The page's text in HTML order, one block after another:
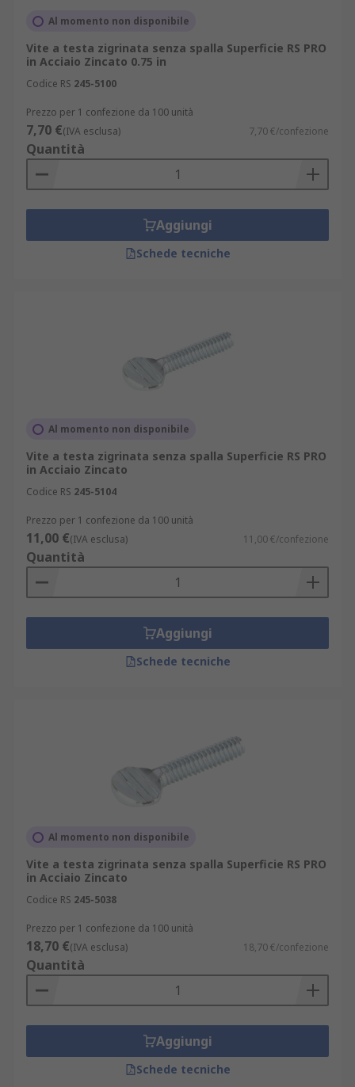
Al momento non disponibile
Vite a testa zigrinata senza spalla Superficie RS PRO
in Acciaio Zincato 0.75 in
Codice RS 245-5100
Prezzo per 1 confezione da 100 unità
7,70 €(IVA esclusa) 7,70 €/confezione
Quantità
Aggiungi
Schede tecniche
Al momento non disponibile
Vite a testa zigrinata senza spalla Superficie RS PRO
in Acciaio Zincato
Codice RS 245-5104
Prezzo per 1 confezione da 100 unità
11,00 €(IVA esclusa) 11,00 €/confezione
Quantità
Aggiungi
Schede tecniche
Al momento non disponibile
Vite a testa zigrinata senza spalla Superficie RS PRO
in Acciaio Zincato
Codice RS 245-5038
Prezzo per 1 confezione da 100 unità
18,70 €(IVA esclusa) 18,70 €/confezione
Quantità
Aggiungi
Schede tecniche